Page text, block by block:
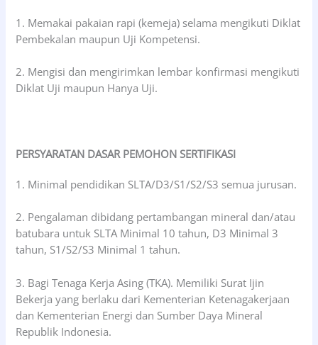
1. Memakai pakaian rapi (kemeja) selama mengikuti Diklat
Pembekalan maupun Uji Kompetensi.
2. Mengisi dan mengirimkan lembar konfirmasi mengikuti
Diklat Uji maupun Hanya Uji.
PERSYARATAN DASAR PEMOHON SERTIFIKASI
1. Minimal pendidikan SLTA/D3/S1/S2/S3 semua jurusan.
2. Pengalaman dibidang pertambangan mineral dan/atau
batubara untuk SLTA Minimal 10 tahun, D3 Minimal 3
tahun, S1/S2/S3 Minimal 1 tahun.
3. Bagi Tenaga Kerja Asing (TKA). Memiliki Surat Ijin
Bekerja yang berlaku dari Kementerian Ketenagakerjaan
dan Kementerian Energi dan Sumber Daya Mineral
Republik Indonesia.